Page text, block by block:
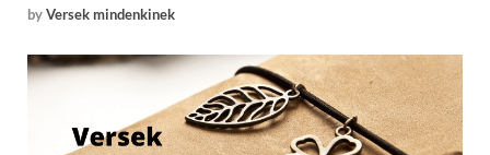
byVersek mindenkinek